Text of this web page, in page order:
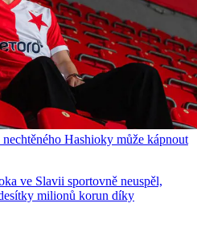
Hashioky může kápnout
ve Slavii sportovně neuspěl,
milionů korun díky